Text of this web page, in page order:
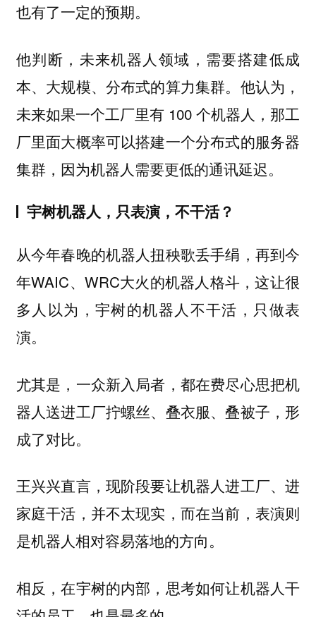
也有了一定的预期。
他判断，未来机器人领域， 需要搭建低成
本、大规模、分布式的算力集群。他认为，
未来如果一个工厂里有 100 个机器人，那工
厂里面大概率可以搭建一个分布式的服务器
集群，因为机器人需要更低的通讯延迟。
宇树机器人，只表演，不干活？
从今年春晚的机器人扭秧歌丢手绢，再到今
年WAIC、WRC大火的机器人格斗，这让很
多人以为，宇树的机器人不干活，只做表
演。
尤其是，一众新入局者，都在费尽心思把机
器人送进工厂拧螺丝、叠衣服、叠被子，形
成了对比。
王兴兴直言，现阶段要让机器人进工厂、进
家庭干活，并不太现实，而在当前， 表演则
是机器人相对容易落地的方向。
相反，在宇树的内部，思考如何让机器人干